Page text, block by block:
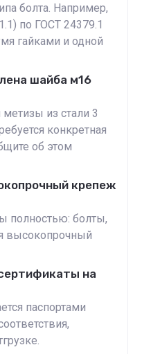
болта. Например,
по ГОСТ 24379.1
гайками и одной
шайба м16
из стали 3
конкретная
об этом
крепеж
полностью: болты,
высокопрочный
на
паспортами